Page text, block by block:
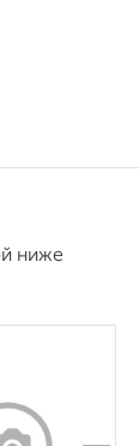
ниже